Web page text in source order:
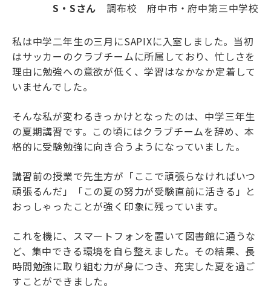
企業情報
SAPIX中学部公式SNS
S・Sさん 調布校 府中市・府中第三中学校
私は中学二年生の三月にSAPIXに入室しました。当初
はサッカーのクラブチームに所属しており、忙しさを
理由に勉強への意欲が低く、学習はなかなか定着して
いませんでした。
そんな私が変わるきっかけとなったのは、中学三年生
の夏期講習です。この頃にはクラブチームを辞め、本
格的に受験勉強に向き合うようになっていました。
講習前の授業で先生方が「ここで頑張らなければいつ
頑張るんだ」「この夏の努力が受験直前に活きる」と
おっしゃったことが強く印象に残っています。
これを機に、スマートフォンを置いて図書館に通うな
ど、集中できる環境を自ら整えました。その結果、長
時間勉強に取り組む力が身につき、充実した夏を過ご
すことができました。